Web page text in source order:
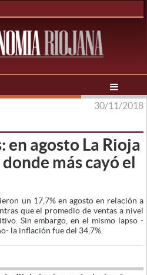
30/11/2018
en agosto La Rioja
más cayó el
un 17,7% en agosto en relación a
que el promedio de ventas a nivel
Sin embargo, en el mismo lapso -
la inflación fue del 34,7%.